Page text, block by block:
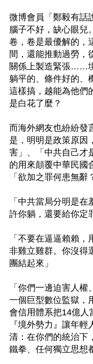
微博會員「鄭毅有話
腦子不好，缺心眼兒
卷，卷是最優解的，
間，還能推動過勞，
關係上製造緊張……
躺平的、條件好的、
這樣搞，越能為他們
是白花了麼？
而海外網友也紛紛發
是，明明是政策原因
害」、「中共自己才
的用來顛覆中華民國
「欲加之罪何患無辭
「中共當局分明是
許你躺，還要給你定
「不要在逼逼賴賴
非雞立雞群。你沒得
團結起來」
「你們一邊迫害人
一個巨型數位監獄，
會信用體系把14億人
『境外勢力』讓年
清：在你們的統治下
鐵拳、任何獨立思想